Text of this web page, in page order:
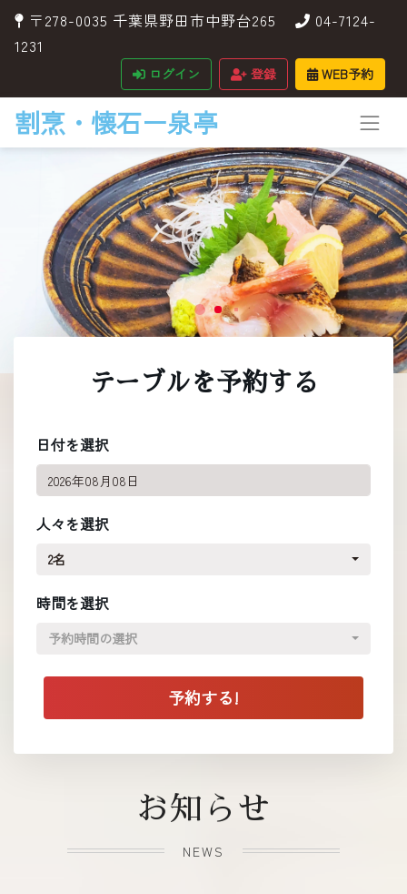
〒278-0035 千葉県野田市中野台265
04-7124-
1231
ログイン 登録 WEB予約
割烹・懐石ー泉亭
テーブルを予約する
日付を選択
人々を選択
2名
時間を選択
予約時間の選択
お知らせ
NEWS